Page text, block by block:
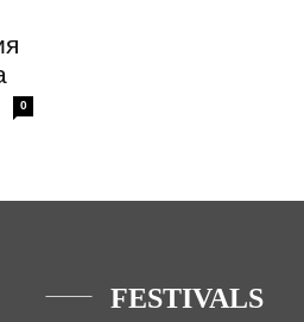
0
FESTIVALS